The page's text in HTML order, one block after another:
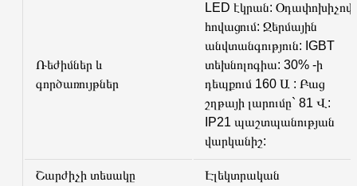
Ռեժիմներ և
գործառույթներ
LED էկրան: Օդափոխիչով
հովացում: Ջերմային
անվտանգություն: IGBT
տեխնոլոգիա: 30% -ի
դեպքում 160 Ա : Բաց
շղթայի լարումը` 81 Վ:
IP21 պաշտպանության
վարկանիշ:
Շարժիչի տեսակը Էլեկտրական